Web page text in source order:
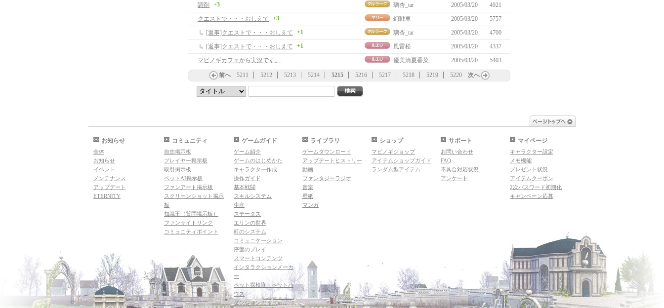
調剤
+3 璃杏_tar 2005/03/20
4921
クエストで・・・おしえて
+3 幻戦車 2005/03/20
5757
[返事]クエストで・・・おしえて
+1 璃杏_tar 2005/03/20
4700
[返事]クエストで・・・おしえて
+1 風雷松 2005/03/20
4337
マビノギカフェから実況です。
優美清夏香菜 2005/03/20 5403
前へ 5211 5212 5213 5214 5215 5216 5217 5218 5219 5220 次へ
お知らせ
全体
お知らせ
イベント
メンテナンス
アップデート
ETERNITY
コミュニティ
自由掲示板
プレイヤー掲示板
取引掲示板
ペットAI掲示板
ファンアート掲示板
スクリーンショット掲示
板
知識王（質問掲示板）
ファンサイトリンク
コミュニティポイント
ゲームガイド
ゲーム紹介
ゲームのはじめかた
キャラクター作成
操作ガイド
基本戦闘
スキルシステム
生産
ステータス
エリンの世界
町のシステム
コミュニケーション
序盤のプレイ
スマートコンテンツ
インタラクションメーカ
ー
ペット探検隊・ペットハ
ウス
ダンジョンガイド
ライブラリ
ゲームダウンロード
アップデートヒストリー
動画
ファンタジーラジオ
音楽
壁紙
マンガ
ショップ
マビノギショップ
アイテムショップガイド
ランダム型アイテム
サポート
お問い合わせ
FAQ
不具合対応状況
アンケート
マイページ
キャラクター設定
メモ機能
プレゼント状況
アイテムクーポン
2次パスワード初期化
キャンペーン応募